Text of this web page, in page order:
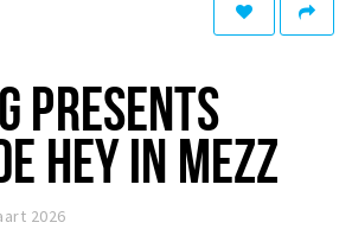
PRESENTS
HEY IN MEZZ
2026